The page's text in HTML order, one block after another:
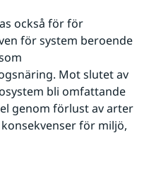
också för för
för system beroende
Mot slutet av
bli omfattande
genom förlust av arter
för miljö,